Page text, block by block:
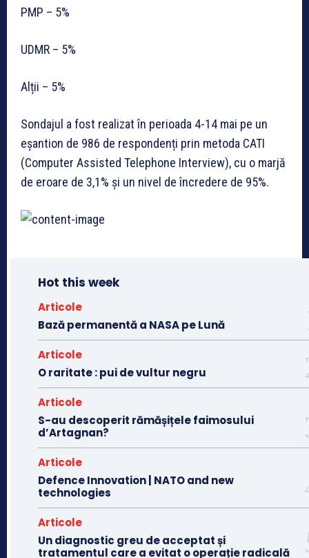
PMP – 5%
UDMR – 5%
Alții – 5%
Sondajul a fost realizat în perioada 4-14 mai pe un
eșantion de 986 de respondenți prin metoda CATI
(Computer Assisted Telephone Interview), cu o marjă
de eroare de 3,1% și un nivel de încredere de 95%.
Hot this week
Articole
Bază permanentă a NASA pe Lună
Articole
O raritate : pui de vultur negru
Articole
S-au descoperit rămășițele faimosului
d’Artagnan?
Articole
Defence Innovation | NATO and new
technologies
Articole
Un diagnostic greu de acceptat și
tratamentul care a evitat o operație radicală